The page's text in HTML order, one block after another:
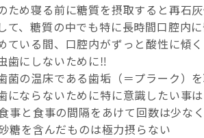
ため寝る前に糖質を摂取すると再石
て、糖質の中でも特に長時間口腔内
ている間、口腔内がずっと酸性に傾
歯にしないために‼︎
菌の温床である歯垢（＝プラーク）
にならないために特に意識したい事は
事と食事の間隔をあけて回数は少な
糖を含んだものは極力摂らない